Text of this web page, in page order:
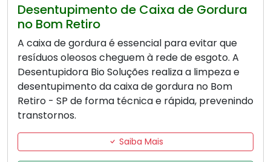
Desentupimento de Caixa de Gordura
no Bom Retiro
A caixa de gordura é essencial para evitar que
resíduos oleosos cheguem à rede de esgoto. A
Desentupidora Bio Soluções realiza a limpeza e
desentupimento da caixa de gordura no Bom
Retiro - SP de forma técnica e rápida, prevenindo
transtornos.
Saiba Mais